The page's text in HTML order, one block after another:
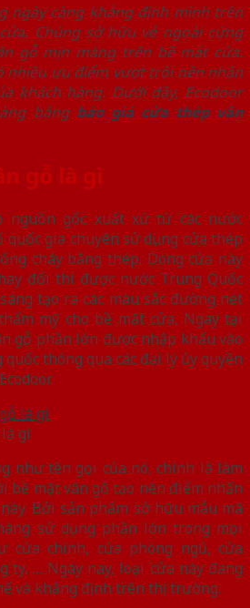
ngày càng khẳng định mình trên
Chúng sở hữu vẻ ngoài cứng
gỗ mịn màng trên bề mặt cửa.
nhiều ưu điểm vượt trội nên nhận
khách hàng. Dưới đây, Ecodoor
bảng báo giá cửa thép vân
gỗ là gì
nguồn gốc xuất xứ từ các nước
quốc gia chuyên sử dụng cửa thép
cháy bằng thép. Dòng cửa này
đổi thì được nước Trung Quốc
tạo ra các màu sắc đường nét
mỹ cho bề mặt cửa. Ngay tại
gỗ phần lớn được nhập khẩu vào
thông qua các đại lý ủy quyền
gì
như tên gọi của nó, chính là làm
bề mặt vân gỗ tạo nên điểm nhấn
Bởi sản phẩm sở hữu mẫu mã
sử dụng phần lớn trong mọi
cửa chính, cửa phòng ngủ, cửa
ty, … Ngày nay, loại cửa này đang
và khẳng định trên thị trường.